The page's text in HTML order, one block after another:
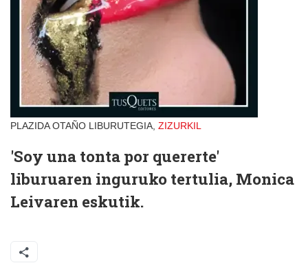
PLAZIDA OTAÑO LIBURUTEGIA, ZIZURKIL
'Soy una tonta por quererte'
liburuaren inguruko tertulia, Monica
Leivaren eskutik.